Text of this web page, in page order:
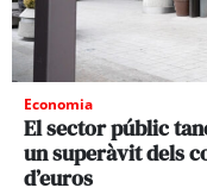
Economia
El sector públic
un superàvit dels
d’euros